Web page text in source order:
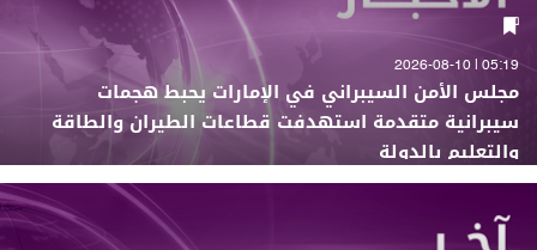
05:19 | 2026-08-10
مجلس الأمن السيبراني في الإمارات يحبط هجمات
سيبرانية متقدمة استهدفت قطاعات الطيران والطاقة
والتعليم بالدولة